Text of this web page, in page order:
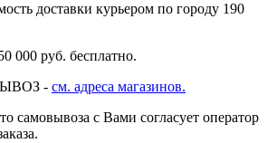
доставки курьером по городу 190
000 руб. бесплатно.
- см. адреса магазинов.
самовывоза с Вами согласует оператор